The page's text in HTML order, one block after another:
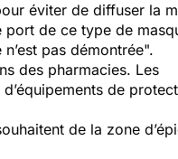
éviter de diffuser la
port de ce type de
pas démontrée".
des pharmacies. Les
de
de la zone